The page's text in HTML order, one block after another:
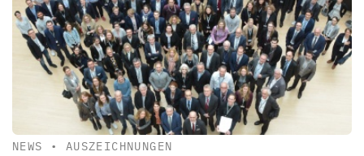
NEWS • AUSZEICHNUNGEN